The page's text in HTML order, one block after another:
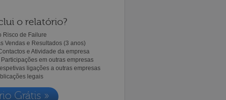
o relatório?
Risco de Failure
Vendas e Resultados (3 anos)
e Atividade da empresa
em outras empresas
ligações a outras empresas
legais
Grátis »